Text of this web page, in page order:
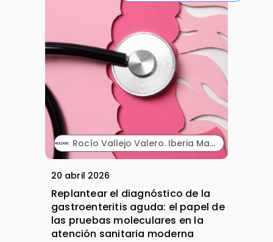
Rocío Vallejo Valero. Iberia Marketing Manager Diagnóstico. Hologic.
20 abril 2026
Replantear el diagnóstico de la
gastroenteritis aguda: el papel de
las pruebas moleculares en la
atención sanitaria moderna